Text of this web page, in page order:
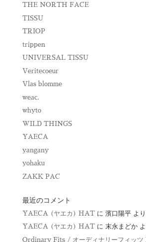
THE NORTH FACE
TISSU
TRIOP
trippen
UNIVERSAL TISSU
Veritecoeur
Vlas blomme
weac.
whyto
WILD THINGS
YAECA
yangany
yohaku
ZAKK PAC
最近のコメント
YAECA (ヤエカ) HATに 濱口陽平より
YAECA (ヤエカ) HATに 末永まどかよ
Ordinary Fits / オーディナリーフィッ